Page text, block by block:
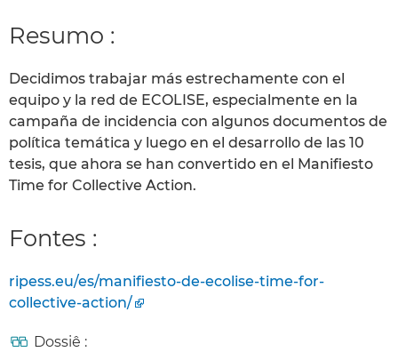
Resumo :
Decidimos trabajar más estrechamente con el
equipo y la red de ECOLISE, especialmente en la
campaña de incidencia con algunos documentos de
política temática y luego en el desarrollo de las 10
tesis, que ahora se han convertido en el Manifiesto
Time for Collective Action.
Fontes :
ripess.eu/es/manifiesto-de-ecolise-time-for-
collective-action/
Dossiê :